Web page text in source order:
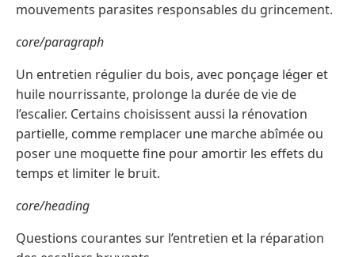
mouvements parasites responsables du grincement.
core/paragraph
Un entretien régulier du bois, avec ponçage léger et
huile nourrissante, prolonge la durée de vie de
l’escalier. Certains choisissent aussi la rénovation
partielle, comme remplacer une marche abîmée ou
poser une moquette fine pour amortir les effets du
temps et limiter le bruit.
core/heading
Questions courantes sur l’entretien et la réparation